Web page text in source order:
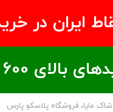
در خریدهای بالای
= تخفیف بیشتر
مایا، فروشگاه پلاسکو پارس